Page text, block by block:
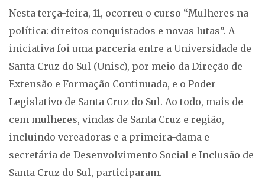
Nesta terça-feira, 11, ocorreu o curso “Mulheres na
política: direitos conquistados e novas lutas”. A
iniciativa foi uma parceria entre a Universidade de
Santa Cruz do Sul (Unisc), por meio da Direção de
Extensão e Formação Continuada, e o Poder
Legislativo de Santa Cruz do Sul. Ao todo, mais de
cem mulheres, vindas de Santa Cruz e região,
incluindo vereadoras e a primeira-dama e
secretária de Desenvolvimento Social e Inclusão de
Santa Cruz do Sul, participaram.